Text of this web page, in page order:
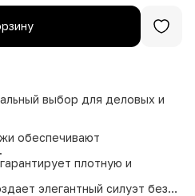
выбор для деловых и
обеспечивают
плотную и
элегантный силуэт без